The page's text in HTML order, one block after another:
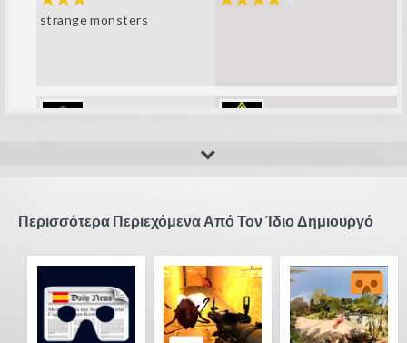
strange monsters
Yisus_new_123 SantiRey
Περισσότερα Περιεχόμενα Από Τον Ίδιο Δημιουργό